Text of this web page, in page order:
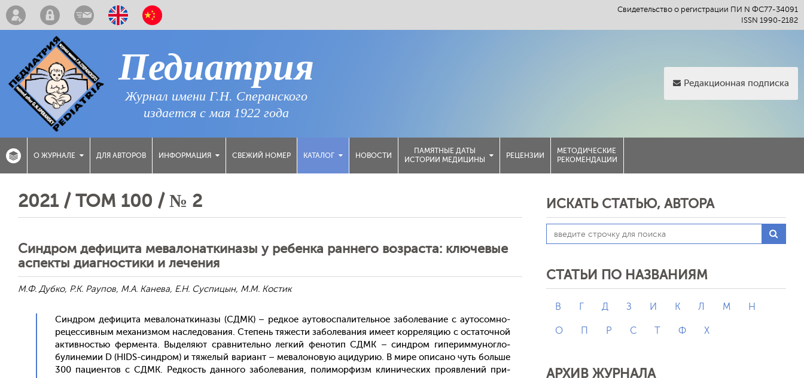
Свидетельство о регистрации ПИ N ФС77-34091
ISSN 1990-2182
Педиатрия
Журнал имени Г.Н. Сперанского
издается с мая 1922 года
Редакционная подписка
О ЖУРНАЛЕ ДЛЯ АВТОРОВ ИНФОРМАЦИЯ СВЕЖИЙ НОМЕР КАТАЛОГ НОВОСТИ
ПАМЯТНЫЕ ДАТЫ
ИСТОРИИ МЕДИЦИНЫ
РЕЦЕНЗИИ
МЕТОДИЧЕСКИЕ
РЕКОМЕНДАЦИИ
2021 / ТОМ 100 / № 2
Синдром дефицита мевалонаткиназы у ребенка раннего возраста: ключевые
аспекты диагностики и лечения
М.Ф. Дубко, Р.К. Раупов, М.А. Канева, Е.Н. Суспицын, М.М. Костик
Син­дром де­фици­та ме­вало­нат­ки­назы (СДМК) – ред­кое а­уто­вос­па­литель­ное за­боле­вание с а­уто­сом­но-
ре­цес­сивным ме­ханиз­мом нас­ле­дова­ния. Сте­пень тя­жес­ти за­боле­вания име­ет кор­ре­ляцию с ос­та­точ­ной
ак­тивностью фер­мента. Вы­деля­ют срав­ни­тель­но лег­кий фе­нотип СДМК – син­дром ги­перим­му­ног­ло­
були­немии D (HIDS-син­дром) и тя­желый ва­ри­ант – ме­вало­новую аци­дурию. В ми­ре опи­сано чуть боль­ше
300 па­ци­ен­тов с СДМК. Ред­кость дан­но­го за­боле­вания, по­лимор­физм кли­ничес­ких про­яв­ле­ний при­
ИСКАТЬ СТАТЬЮ, АВТОРА
СТАТЬИ ПО НАЗВАНИЯМ
В Г Д З И К Л М Н
О П Р С Т Ф Х
АРХИВ ЖУРНАЛА